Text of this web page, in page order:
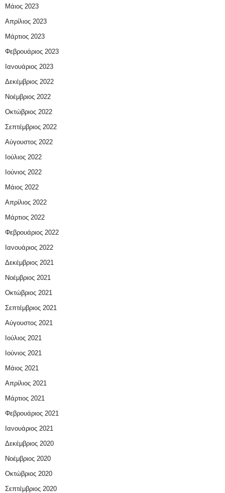
Μάιος 2023
Απρίλιος 2023
Μάρτιος 2023
Φεβρουάριος 2023
Ιανουάριος 2023
Δεκέμβριος 2022
Νοέμβριος 2022
Οκτώβριος 2022
Σεπτέμβριος 2022
Αύγουστος 2022
Ιούλιος 2022
Ιούνιος 2022
Μάιος 2022
Απρίλιος 2022
Μάρτιος 2022
Φεβρουάριος 2022
Ιανουάριος 2022
Δεκέμβριος 2021
Νοέμβριος 2021
Οκτώβριος 2021
Σεπτέμβριος 2021
Αύγουστος 2021
Ιούλιος 2021
Ιούνιος 2021
Μάιος 2021
Απρίλιος 2021
Μάρτιος 2021
Φεβρουάριος 2021
Ιανουάριος 2021
Δεκέμβριος 2020
Νοέμβριος 2020
Οκτώβριος 2020
Σεπτέμβριος 2020